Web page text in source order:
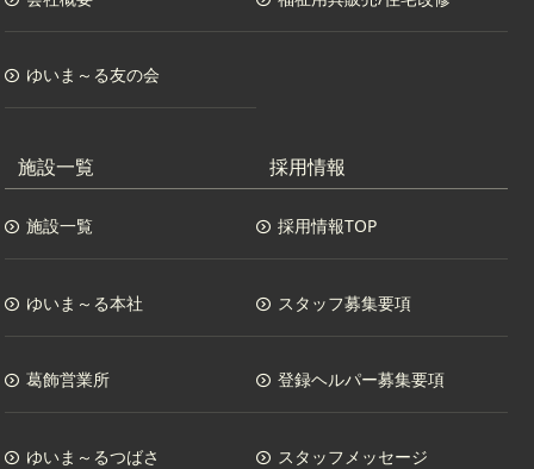
ゆいま～る友の会
施設一覧
施設一覧
ゆいま～る本社
葛飾営業所
ゆいま～るつばさ
採用情報
採用情報TOP
スタッフ募集要項
登録ヘルパー募集要項
スタッフメッセージ